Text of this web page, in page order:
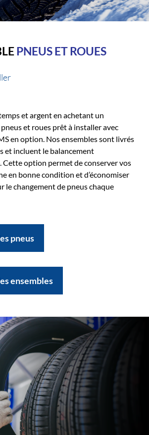
PNEUS ET ROUES
et argent en achetant un
et roues prêt à installer avec
en option. Nos ensembles sont livrés
et incluent le balancement
Cette option permet de conserver vos
en bonne condition et d’économiser
le changement de pneus chaque
pneus
ensembles